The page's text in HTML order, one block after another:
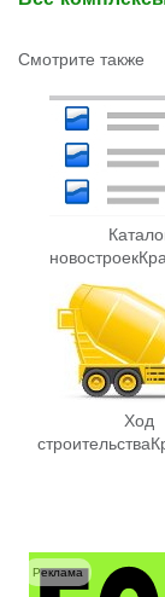
Смотрите также
новостроек
Ход
строительства
Реклама